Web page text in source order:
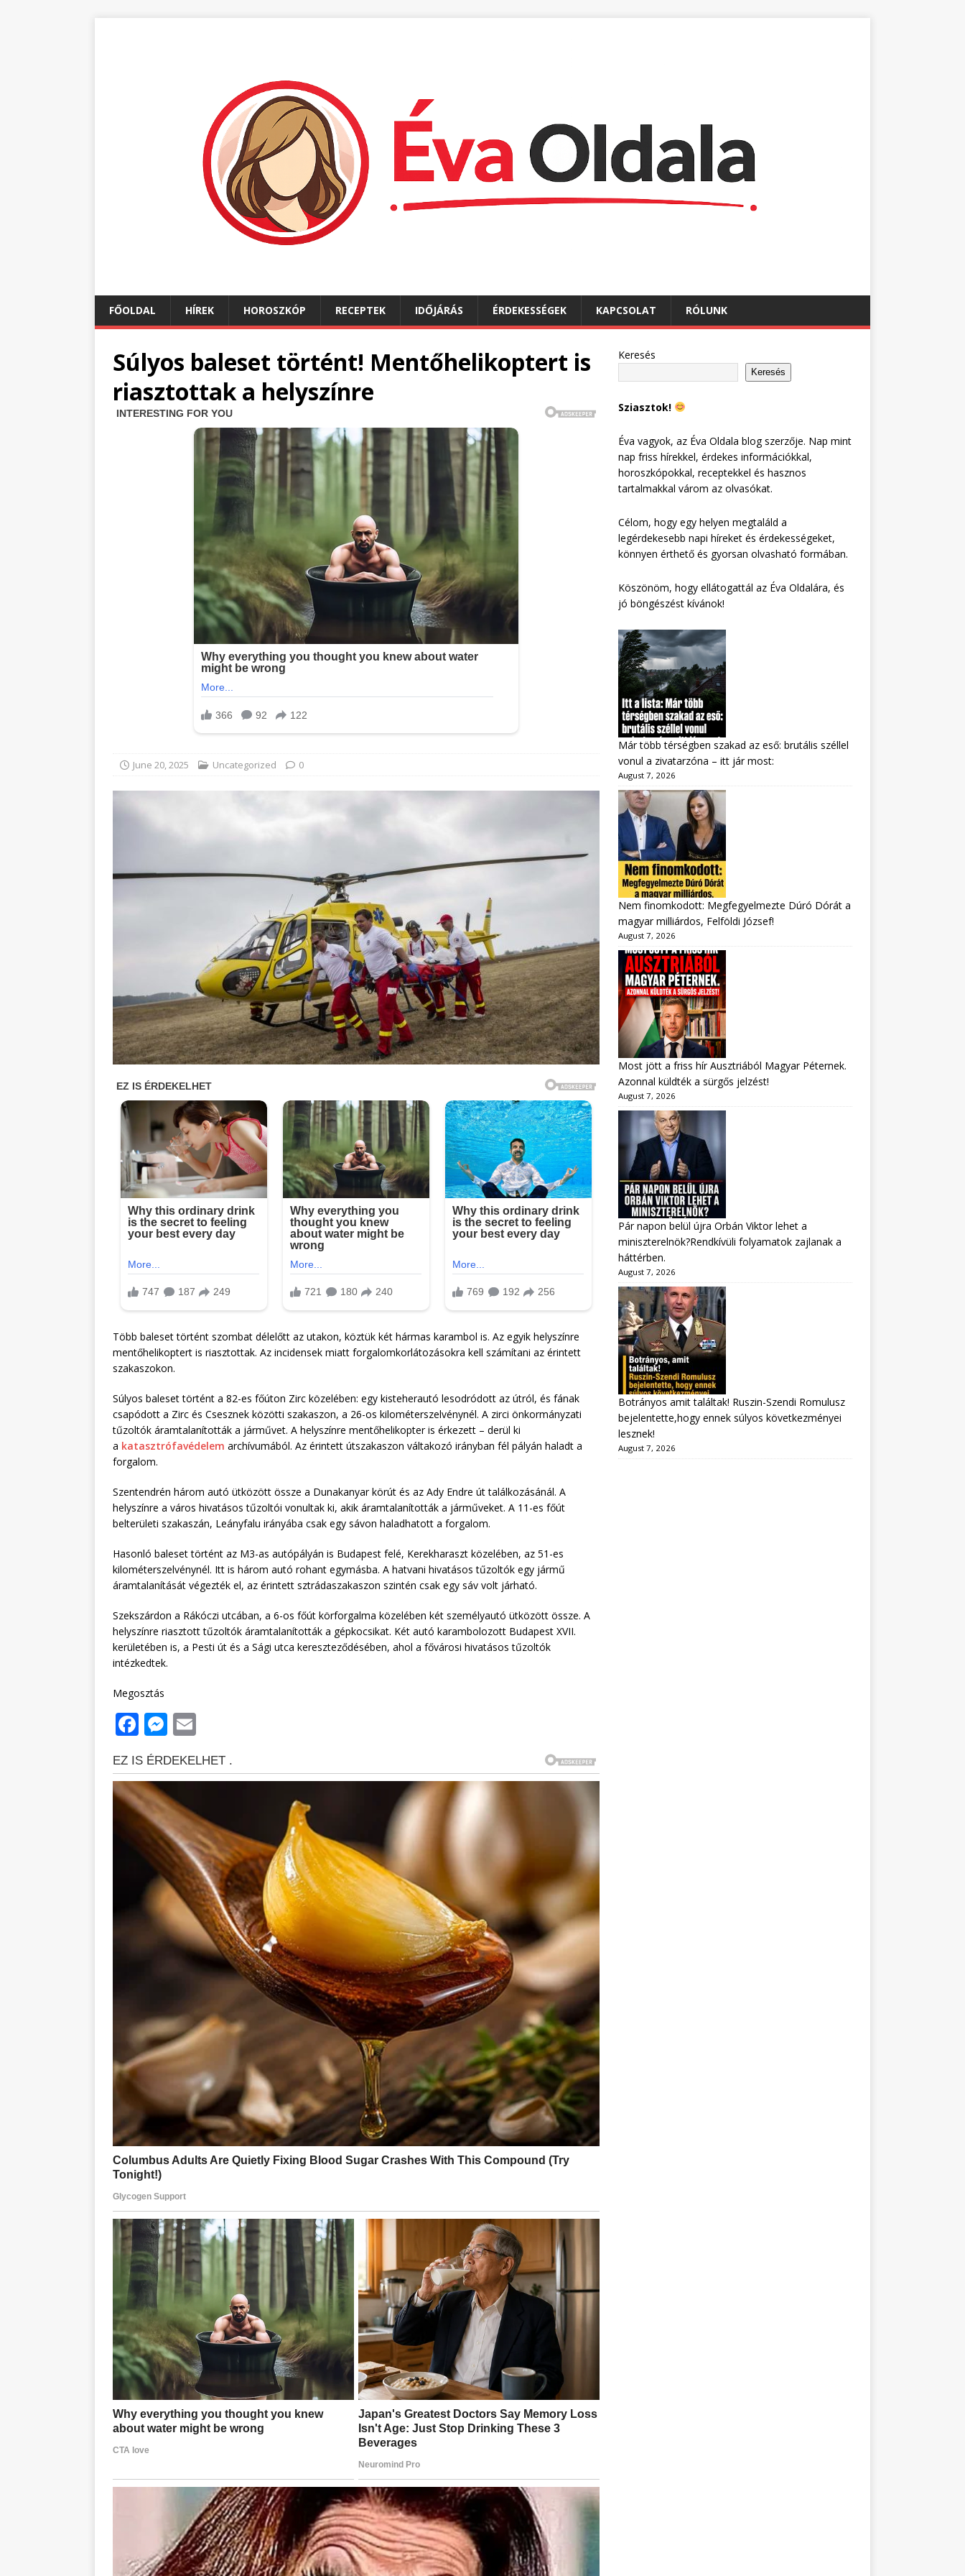
FŐOLDAL HÍREK HOROSZKÓP RECEPTEK IDŐJÁRÁS ÉRDEKESSÉGEK KAPCSOLAT RÓLUNK
Súlyos baleset történt! Mentőhelikoptert is
riasztottak a helyszínre
June 20, 2025 Uncategorized 0
Több baleset történt szombat délelőtt az utakon, köztük két hármas karambol is. Az egyik helyszínre
mentőhelikoptert is riasztottak. Az incidensek miatt forgalomkorlátozásokra kell számítani az érintett
szakaszokon.
Súlyos baleset történt a 82-es főúton Zirc közelében: egy kisteherautó lesodródott az útról, és fának
csapódott a Zirc és Csesznek közötti szakaszon, a 26-os kilométerszelvénynél. A zirci önkormányzati
tűzoltók áramtalanították a járművet. A helyszínre mentőhelikopter is érkezett – derül ki
a katasztrófavédelem archívumából. Az érintett útszakaszon váltakozó irányban fél pályán haladt a
forgalom.
Szentendrén három autó ütközött össze a Dunakanyar körút és az Ady Endre út találkozásánál. A
helyszínre a város hivatásos tűzoltói vonultak ki, akik áramtalanították a járműveket. A 11-es főút
belterületi szakaszán, Leányfalu irányába csak egy sávon haladhatott a forgalom.
Hasonló baleset történt az M3-as autópályán is Budapest felé, Kerekharaszt közelében, az 51-es
kilométerszelvénynél. Itt is három autó rohant egymásba. A hatvani hivatásos tűzoltók egy jármű
áramtalanítását végezték el, az érintett sztrádaszakaszon szintén csak egy sáv volt járható.
Szekszárdon a Rákóczi utcában, a 6-os főút körforgalma közelében két személyautó ütközött össze. A
helyszínre riasztott tűzoltók áramtalanították a gépkocsikat. Két autó karambolozott Budapest XVII.
kerületében is, a Pesti út és a Sági utca kereszteződésében, ahol a fővárosi hivatásos tűzoltók
intézkedtek.
Megosztás
F
a
c
e
b
o
o
k
M
ss
e
n
g
e
r
ai
Keresés
Keresés
Sziasztok!
Éva vagyok, az Éva Oldala blog szerzője. Nap mint
nap friss hírekkel, érdekes információkkal,
horoszkópokkal, receptekkel és hasznos
tartalmakkal várom az olvasókat.
Célom, hogy egy helyen megtaláld a
legérdekesebb napi híreket és érdekességeket,
könnyen érthető és gyorsan olvasható formában.
Köszönöm, hogy ellátogattál az Éva Oldalára, és
jó böngészést kívánok!
Már több térségben szakad az eső: brutális széllel
vonul a zivatarzóna – itt jár most:
August 7, 2026
Nem finomkodott: Megfegyelmezte Dúró Dórát a
magyar milliárdos, Felföldi József!
August 7, 2026
Most jött a friss hír Ausztriából Magyar Péternek.
Azonnal küldték a sürgős jelzést!
August 7, 2026
Pár napon belül újra Orbán Viktor lehet a
miniszterelnök?Rendkívüli folyamatok zajlanak a
háttérben.
August 7, 2026
Botrányos amit találtak! Ruszin-Szendi Romulusz
bejelentette,hogy ennek súlyos következményei
lesznek!
August 7, 2026